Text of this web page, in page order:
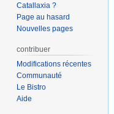
Catallaxia ?
Page au hasard
Nouvelles pages
contribuer
Modifications récentes
Communauté
Le Bistro
Aide